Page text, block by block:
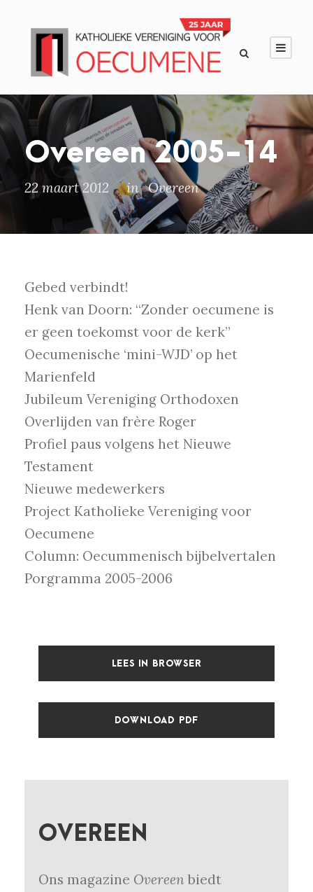
Overeen 2005-14
22 maart 2012 in Overeen
Gebed verbindt!
Henk van Doorn: “Zonder oecumene is
er geen toekomst voor de kerk”
Oecumenische ‘mini-WJD’ op het
Marienfeld
Jubileum Vereniging Orthodoxen
Overlijden van frère Roger
Profiel paus volgens het Nieuwe
Testament
Nieuwe medewerkers
Project Katholieke Vereniging voor
Oecumene
Column: Oecummenisch bijbelvertalen
Porgramma 2005-2006
LEES IN BROWSER
DOWNLOAD PDF
OVEREEN
Ons magazine Overeen biedt